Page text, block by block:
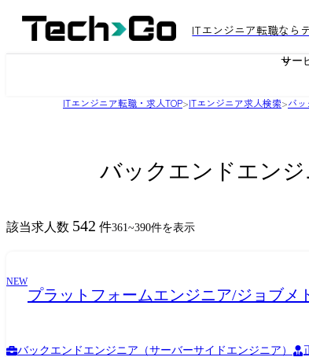
ITエンジニア転職なら
サー
ITエンジニア転職・求人TOP>ITエンジニア求人検索>バ
バックエンドエン
該当求人数 542 件361~390件を表示
NEW
プラットフォームエンジニア/ジョブメ
バックエンドエンジニア（サーバーサイドエンジニア）